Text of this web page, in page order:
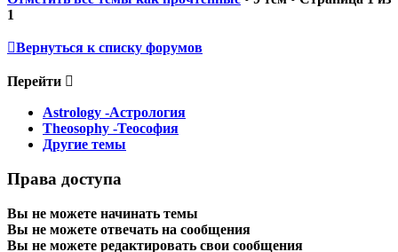
1
Вернуться к списку форумов
Перейти
Astrology -Астрология
Theosophy -Теософия
Другие темы
Права доступа
Вы не можете начинать темы
Вы не можете отвечать на сообщения
Вы не можете редактировать свои сообщения